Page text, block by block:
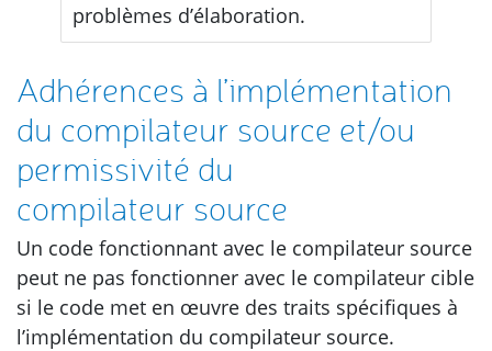
problèmes d’élaboration.
Adhérences à l’implémentation
du compilateur source et/ou
permissivité du
compilateur source
Un code fonctionnant avec le compilateur source
peut ne pas fonctionner avec le compilateur cible
si le code met en œuvre des traits spécifiques à
l’implémentation du compilateur source.